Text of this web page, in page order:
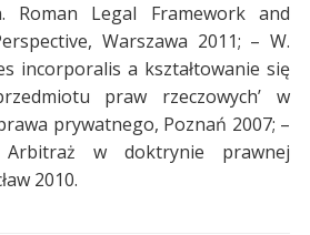
Roman Legal Framework and
Warszawa 2011; – W.
incorporalis a kształtowanie się
praw rzeczowych’ w
prywatnego, Poznań 2007; –
Arbitraż w doktrynie prawnej
2010.